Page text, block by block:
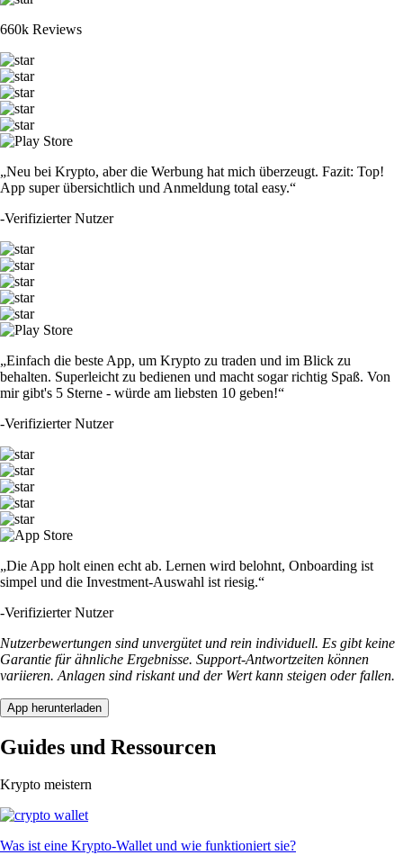
660k Reviews
„Neu bei Krypto, aber die Werbung hat mich überzeugt. Fazit: Top!
App super übersichtlich und Anmeldung total easy.“
-Verifizierter Nutzer
„Einfach die beste App, um Krypto zu traden und im Blick zu
behalten. Superleicht zu bedienen und macht sogar richtig Spaß. Von
mir gibt's 5 Sterne - würde am liebsten 10 geben!“
-Verifizierter Nutzer
„Die App holt einen echt ab. Lernen wird belohnt, Onboarding ist
simpel und die Investment-Auswahl ist riesig.“
-Verifizierter Nutzer
Nutzerbewertungen sind unvergütet und rein individuell. Es gibt keine
Garantie für ähnliche Ergebnisse. Support-Antwortzeiten können
variieren. Anlagen sind riskant und der Wert kann steigen oder fallen.
App herunterladen
Guides und Ressourcen
Krypto meistern
Was ist eine Krypto-Wallet und wie funktioniert sie?